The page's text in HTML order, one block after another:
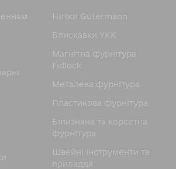
Нитки Gutermann
Блискавки YKK
Магнітна фурнітура
Fidlock
Металева фурнітура
Пластикова фурнітура
Білизняна та корсетна
фурнітура
Швейні інструменти та
приладдя